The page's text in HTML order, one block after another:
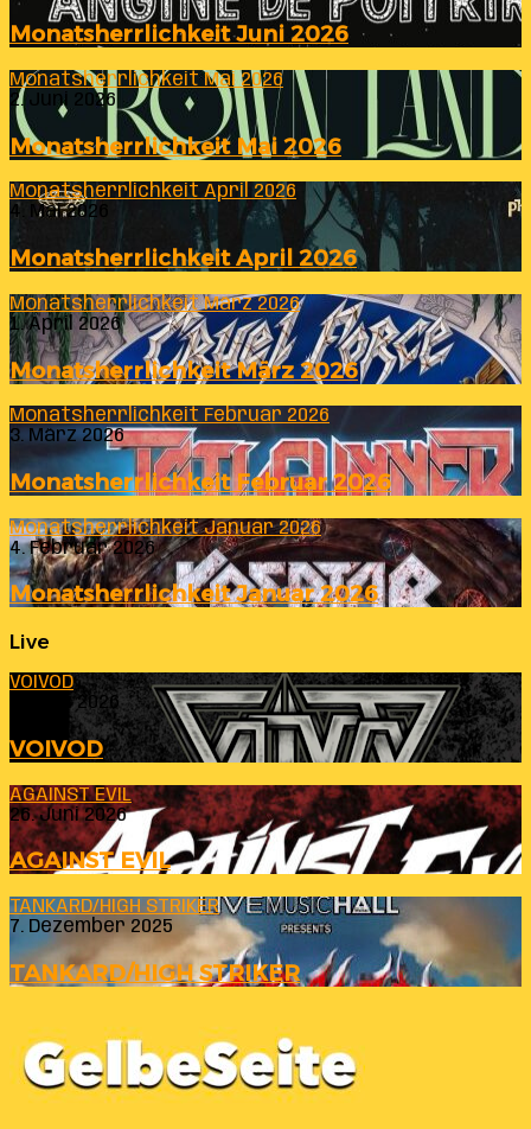
Monatsherrlichkeit Juni 2026
Monatsherrlichkeit Mai 2026
2. Juni 2026
Monatsherrlichkeit Mai 2026
Monatsherrlichkeit April 2026
4. Mai 2026
Monatsherrlichkeit April 2026
Monatsherrlichkeit März 2026
1. April 2026
Monatsherrlichkeit März 2026
Monatsherrlichkeit Februar 2026
3. März 2026
Monatsherrlichkeit Februar 2026
Monatsherrlichkeit Januar 2026
4. Februar 2026
Monatsherrlichkeit Januar 2026
Live
VOIVOD
23. Juli 2026
VOIVOD
AGAINST EVIL
26. Juni 2026
AGAINST EVIL
TANKARD/HIGH STRIKER
7. Dezember 2025
TANKARD/HIGH STRIKER